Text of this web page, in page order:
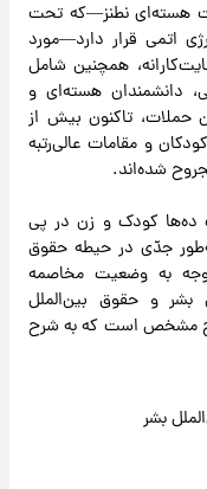
هسته‌ای نطنز—که تحت
اتمی قرار دارد—مورد
همچنین شامل
دانشمندان هسته‌ای و
حملات، تاکنون بیش از
و مقامات عالی‌رتبه
شده‌اند.
ده‌ها کودک و زن در پی
جدّی در حیطه حقوق
به وضعیت مخاصمه
بشر و حقوق بین‌الملل
مشخص است که به شرح
بشر